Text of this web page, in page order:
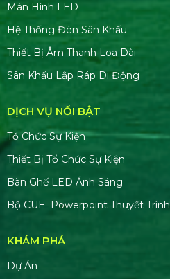
Màn Hình LED
Hệ Thống Đèn Sân Khấu
Thiết Bị Âm Thanh Loa Dài
Sân Khấu Lắp Ráp Di Động
DỊCH VỤ NỔI BẬT
Tổ Chức Sự Kiện
Thiết Bị Tổ Chức Sự Kiện
Bàn Ghế LED Ánh Sáng
Bộ CUE Powerpoint Thuyết Trình
KHÁM PHÁ
Dự Án